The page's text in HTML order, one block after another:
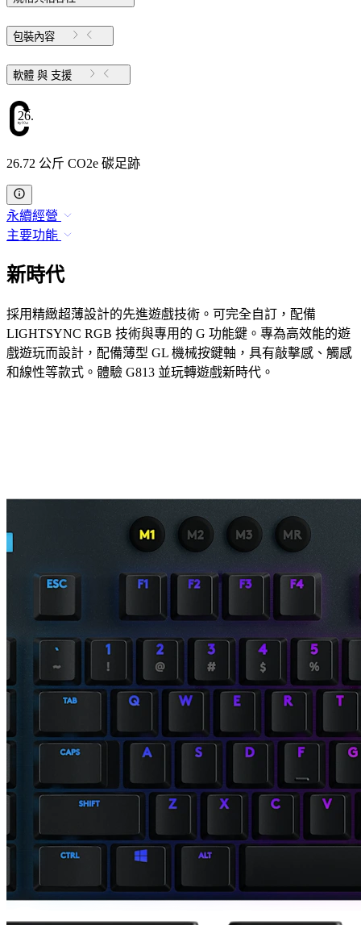
包裝內容
軟體 與 支援
26.72
26.72 公斤 CO2e 碳足跡
永續經營
主要功能
新時代
採用精緻超薄設計的先進遊戲技術。可完全自訂，配備
LIGHTSYNC RGB 技術與專用的 G 功能鍵。專為高效能的遊
戲遊玩而設計，配備薄型 GL 機械按鍵軸，具有敲擊感、觸感
和線性等款式。體驗 G813 並玩轉遊戲新時代。